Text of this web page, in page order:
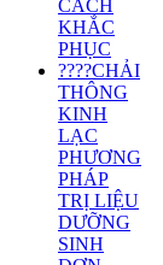
CÁCH
KHẮC
PHỤC
????CHẢI
THÔNG
KINH
LẠC
PHƯƠNG
PHÁP
TRỊ LIỆU
DƯỠNG
SINH